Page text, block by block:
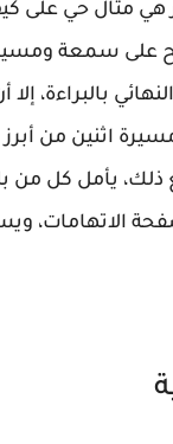
هي مثال حي على
على سمعة
بالبراءة،
اثنين من
ذلك، يأمل كل من
الاتهامات،